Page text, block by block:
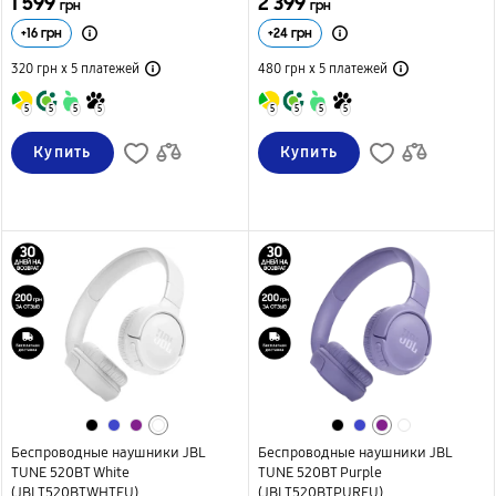
грн
+16 грн
320 грн х 5 платежей
5 5 5 5
Купить
грн
+24грн
480 грн х 5платежей
5 5 5 5
Купить
Беспроводные наушники JBL
TUNE 520BT White
Беспроводные наушники JBL
TUNE 520BT Purple